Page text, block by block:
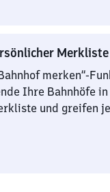
merken“-
Ihre Bahnhöfe
und greifen